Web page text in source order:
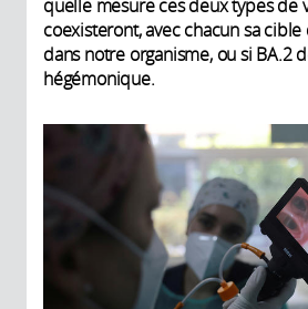
quelle mesure ces deux types de
coexisteront, avec chacun sa
dans notre organisme, ou si BA.2
hégémonique.